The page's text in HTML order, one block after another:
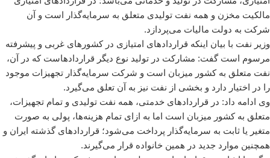
مالکیت مخزن و همه نفت تولیدی متعلق به سرمایه‌گذار است و آن
شرکت به دولت مالیات می‌پردازد.
وزیر نفت با بیان اینکه قراردادهای امتیازی در کشورهای غربی و پیشرفته
مرسوم است گفت: مشارکت در تولید نوع دیگر قراردادهاست که در آن،
نفت متعلق به کشور میزبان است و شرکت سرمایه‌گذار تجهیزات موجود
را در اختیار دارد و بخشی از نفت نیز به آن تعلق می‌گیرد.
وی ادامه داد: در قراردادهای خدمتی، همه نفت تولیدی و تمام تجهیزات،
متعلق به کشور میزبان است اما به ازای تمام هزینه‌ها، پولی به صورت
متغیر یا ثابت به سرمایه‌گذار پرداخت می‌شود؛ قراردادهای گذشته ایران و
همچنین موارد جدید در همین خانواده قرار می‌گیرند.